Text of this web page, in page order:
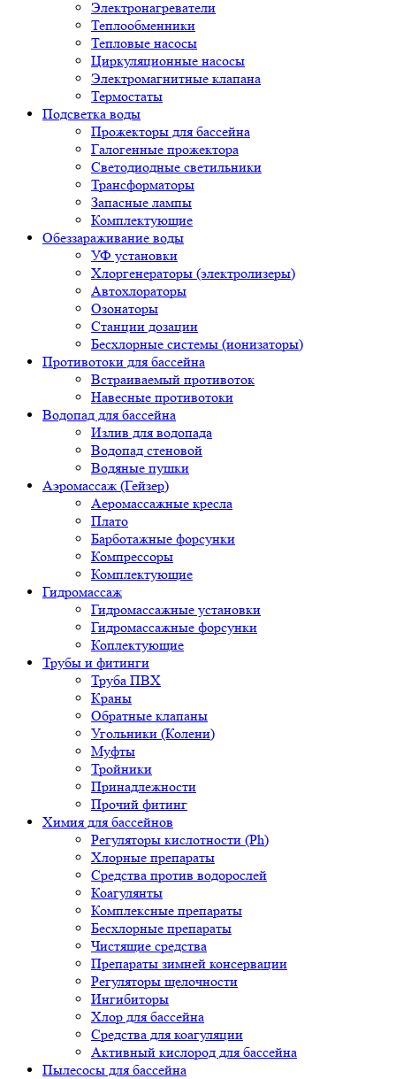
Электронагреватели
Теплообменники
Тепловые насосы
Циркуляционные насосы
Электромагнитные клапана
Термостаты
Подсветка воды
Прожекторы для бассейна
Галогенные прожектора
Светодиодные светильники
Трансформаторы
Запасные лампы
Комплектующие
Обеззараживание воды
УФ установки
Хлоргенераторы (электролизеры)
Автохлораторы
Озонаторы
Станции дозации
Бесхлорные системы (ионизаторы)
Противотоки для бассейна
Встраиваемый противоток
Навесные противотоки
Водопад для бассейна
Излив для водопада
Водопад стеновой
Водяные пушки
Аэромассаж (Гейзер)
Аеромассажные кресла
Плато
Барботажные форсунки
Компрессоры
Комплектующие
Гидромассаж
Гидромассажные установки
Гидромассажные форсунки
Коплектующие
Трубы и фитинги
Труба ПВХ
Краны
Обратные клапаны
Угольники (Колени)
Муфты
Тройники
Принадлежности
Прочий фитинг
Химия для бассейнов
Регуляторы кислотности (Ph)
Хлорные препараты
Средства против водорослей
Коагулянты
Комплексные препараты
Бесхлорные препараты
Чистящие средства
Препараты зимней консервации
Регуляторы щелочности
Ингибиторы
Хлор для бассейна
Средства для коагуляции
Активный кислород для бассейна
Пылесосы для бассейна